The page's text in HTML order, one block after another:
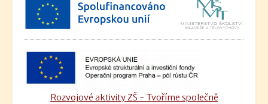
Rozvojové aktivity ZŠ - Tvoříme společně